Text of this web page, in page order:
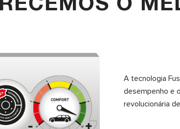
O
A tecnologia
desempenho e
revolucionária